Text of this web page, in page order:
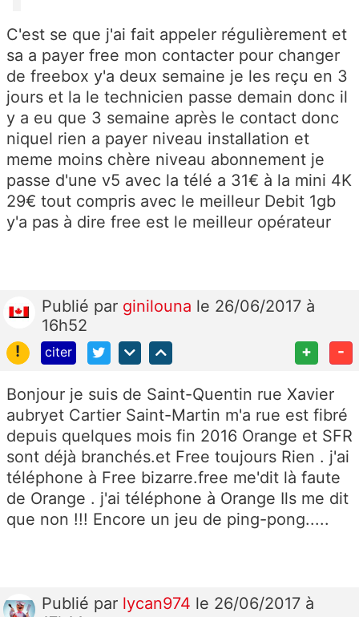
C'est se que j'ai fait appeler régulièrement et
sa a payer free mon contacter pour changer
de freebox y'a deux semaine je les reçu en 3
jours et la le technicien passe demain donc il
y a eu que 3 semaine après le contact donc
niquel rien a payer niveau installation et
meme moins chère niveau abonnement je
passe d'une v5 avec la télé a 31€ à la mini 4K
29€ tout compris avec le meilleur Debit 1gb
y'a pas à dire free est le meilleur opérateur
Publié par ginilouna le 26/06/2017 à
16h52
!
citer + -
Bonjour je suis de Saint-Quentin rue Xavier
aubryet Cartier Saint-Martin m'a rue est fibré
depuis quelques mois fin 2016 Orange et SFR
sont déjà branchés.et Free toujours Rien . j'ai
téléphone à Free bizarre.free me'dit là faute
de Orange . j'ai téléphone à Orange Ils me dit
que non !!! Encore un jeu de ping-pong.....
Publié par lycan974 le 26/06/2017 à